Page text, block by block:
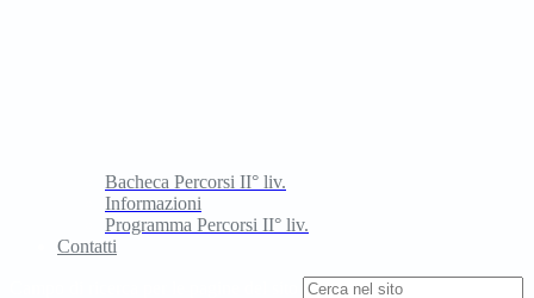
Bacheca Percorsi II° liv.
Informazioni
Programma Percorsi II° liv.
Contatti